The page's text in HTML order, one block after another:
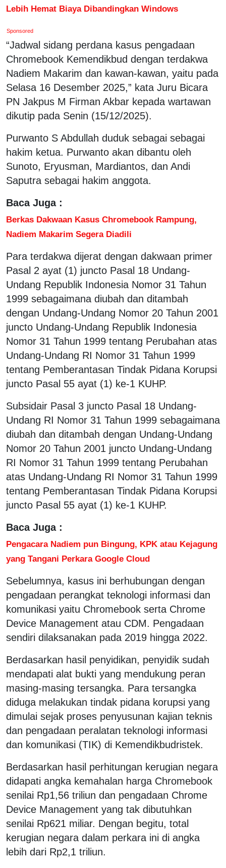
Lebih Hemat Biaya Dibandingkan Windows
Sponsored
“Jadwal sidang perdana kasus pengadaan
Chromebook Kemendikbud dengan terdakwa
Nadiem Makarim dan kawan-kawan, yaitu pada
Selasa 16 Desember 2025,” kata Juru Bicara
PN Jakpus M Firman Akbar kepada wartawan
dikutip pada Senin (15/12/2025).
Purwanto S Abdullah duduk sebagai sebagai
hakim ketua. Purwanto akan dibantu oleh
Sunoto, Eryusman, Mardiantos, dan Andi
Saputra sebagai hakim anggota.
Baca Juga :
Berkas Dakwaan Kasus Chromebook Rampung,
Nadiem Makarim Segera Diadili
Para terdakwa dijerat dengan dakwaan primer
Pasal 2 ayat (1) juncto Pasal 18 Undang-
Undang Republik Indonesia Nomor 31 Tahun
1999 sebagaimana diubah dan ditambah
dengan Undang-Undang Nomor 20 Tahun 2001
juncto Undang-Undang Republik Indonesia
Nomor 31 Tahun 1999 tentang Perubahan atas
Undang-Undang RI Nomor 31 Tahun 1999
tentang Pemberantasan Tindak Pidana Korupsi
juncto Pasal 55 ayat (1) ke-1 KUHP.
Subsidair Pasal 3 juncto Pasal 18 Undang-
Undang RI Nomor 31 Tahun 1999 sebagaimana
diubah dan ditambah dengan Undang-Undang
Nomor 20 Tahun 2001 juncto Undang-Undang
RI Nomor 31 Tahun 1999 tentang Perubahan
atas Undang-Undang RI Nomor 31 Tahun 1999
tentang Pemberantasan Tindak Pidana Korupsi
juncto Pasal 55 ayat (1) ke-1 KUHP.
Baca Juga :
Pengacara Nadiem pun Bingung, KPK atau Kejagung
yang Tangani Perkara Google Cloud
Sebelumnya, kasus ini berhubungan dengan
pengadaan perangkat teknologi informasi dan
komunikasi yaitu Chromebook serta Chrome
Device Management atau CDM. Pengadaan
sendiri dilaksanakan pada 2019 hingga 2022.
Berdasarkan hasil penyidikan, penyidik sudah
mendapati alat bukti yang mendukung peran
masing-masing tersangka. Para tersangka
diduga melakukan tindak pidana korupsi yang
dimulai sejak proses penyusunan kajian teknis
dan pengadaan peralatan teknologi informasi
dan komunikasi (TIK) di Kemendikbudristek.
Berdasarkan hasil perhitungan kerugian negara
didapati angka kemahalan harga Chromebook
senilai Rp1,56 triliun dan pengadaan Chrome
Device Management yang tak dibutuhkan
senilai Rp621 miliar. Dengan begitu, total
kerugian negara dalam perkara ini di angka
lebih dari Rp2,1 triliun.